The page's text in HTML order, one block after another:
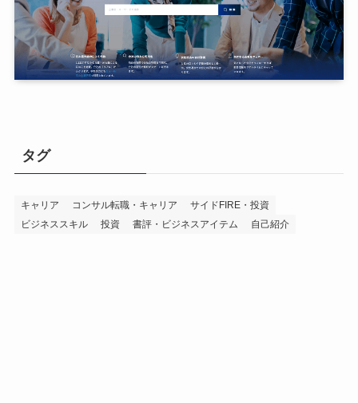
タグ
キャリア コンサル転職・キャリア
サイドFIRE・投資
ビジネススキル
投資 書評・ビジネスアイテム 自己紹介